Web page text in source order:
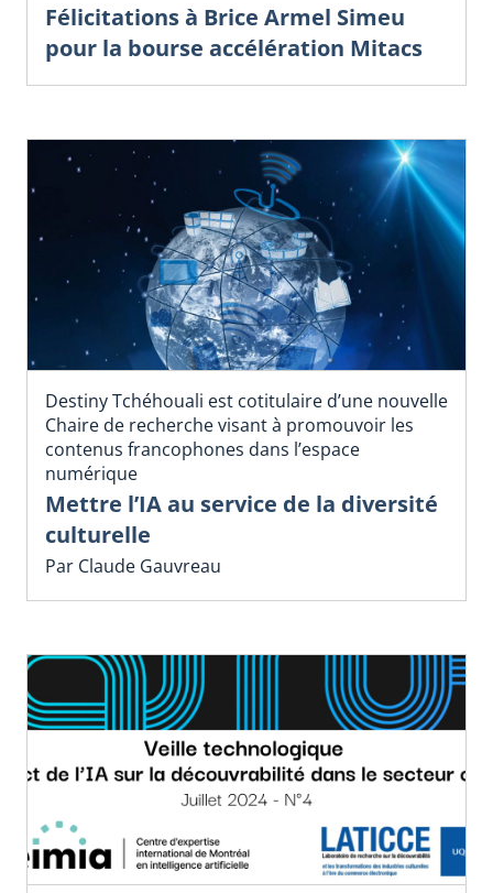
Félicitations à Brice Armel Simeu
pour la bourse accélération Mitacs
Destiny Tchéhouali est cotitulaire d’une nouvelle
Chaire de recherche visant à promouvoir les
contenus francophones dans l’espace
numérique
Mettre l’IA au service de la diversité
culturelle
Par Claude Gauvreau